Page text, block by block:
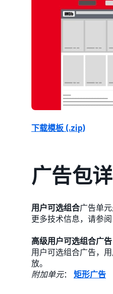
下载模板 (.zip)
广告包
用户可选组合广告单
更多技术信息，请参
高级用户可选组合广告
用户可选组合广告，
放。
附加单元： 矩形广告